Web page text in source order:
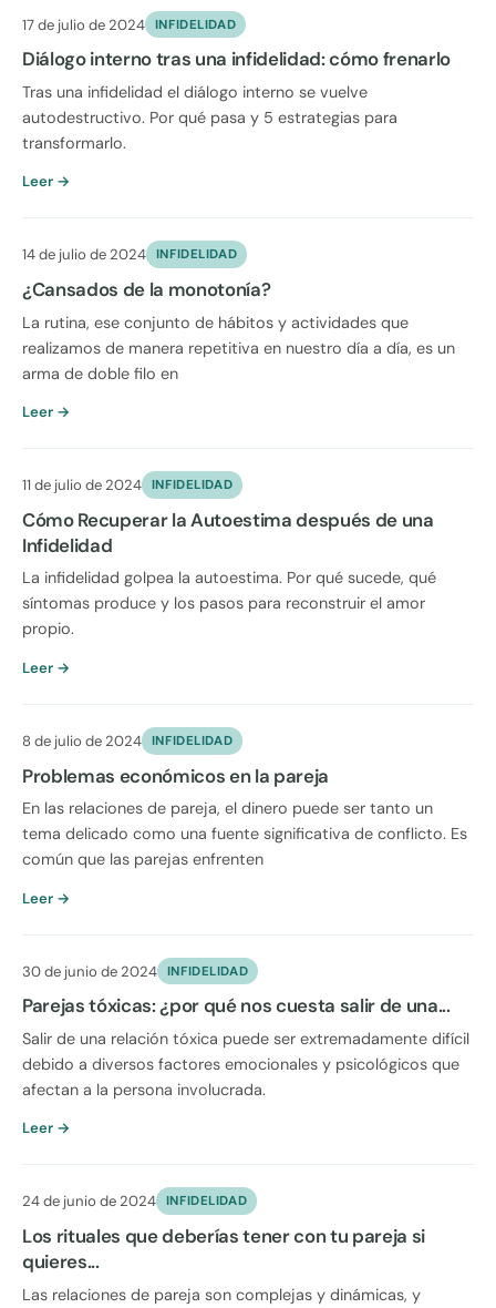
17 de julio de 2024 INFIDELIDAD
Diálogo interno tras una infidelidad: cómo frenarlo
Tras una infidelidad el diálogo interno se vuelve
autodestructivo. Por qué pasa y 5 estrategias para
transformarlo.
Leer →
14 de julio de 2024 INFIDELIDAD
¿Cansados de la monotonía?
La rutina, ese conjunto de hábitos y actividades que
realizamos de manera repetitiva en nuestro día a día, es un
arma de doble filo en
Leer →
11 de julio de 2024 INFIDELIDAD
Cómo Recuperar la Autoestima después de una
Infidelidad
La infidelidad golpea la autoestima. Por qué sucede, qué
síntomas produce y los pasos para reconstruir el amor
propio.
Leer →
8 de julio de 2024 INFIDELIDAD
Problemas económicos en la pareja
En las relaciones de pareja, el dinero puede ser tanto un
tema delicado como una fuente significativa de conflicto. Es
común que las parejas enfrenten
Leer →
30 de junio de 2024 INFIDELIDAD
Parejas tóxicas: ¿por qué nos cuesta salir de una...
Salir de una relación tóxica puede ser extremadamente difícil
debido a diversos factores emocionales y psicológicos que
afectan a la persona involucrada.
Leer →
24 de junio de 2024 INFIDELIDAD
Los rituales que deberías tener con tu pareja si
quieres...
Las relaciones de pareja son complejas y dinámicas, y